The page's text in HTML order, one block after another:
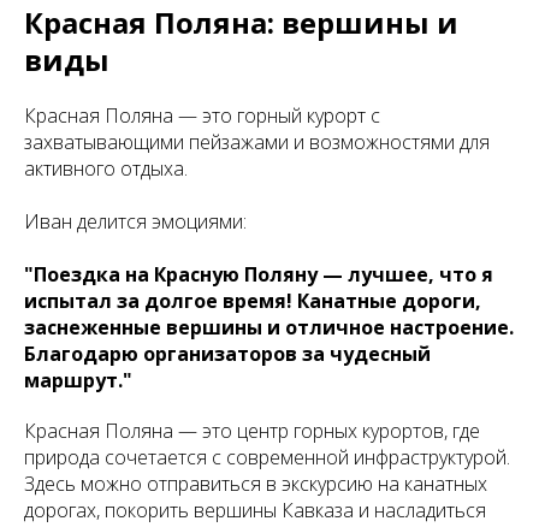
Красная Поляна: вершины и
виды
Красная Поляна — это горный курорт с
захватывающими пейзажами и возможностями для
активного отдыха.
Иван делится эмоциями:
"Поездка на Красную Поляну — лучшее, что я
испытал за долгое время! Канатные дороги,
заснеженные вершины и отличное настроение.
Благодарю организаторов за чудесный
маршрут."
Красная Поляна — это центр горных курортов, где
природа сочетается с современной инфраструктурой.
Здесь можно отправиться в экскурсию на канатных
дорогах, покорить вершины Кавказа и насладиться